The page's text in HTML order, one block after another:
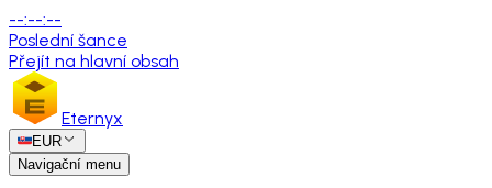
--:--:--
Poslední šance
Přejít na hlavní obsah
Eternyx
EUR
Navigační menu